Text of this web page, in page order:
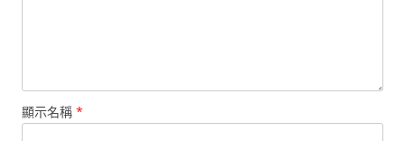
顯示名稱 *